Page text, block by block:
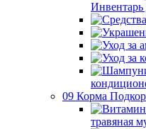
Инвентарь
09 Корма
травяная